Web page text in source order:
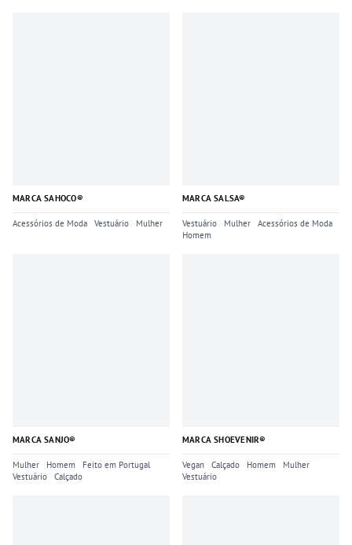
MARCA SAHOCO®
Acessórios de Moda Vestuário Mulher
MARCA SALSA®
Vestuário Mulher
Acessórios de Moda
Homem
MARCA SANJO®
Mulher Homem
Feito em Portugal
Vestuário
Calçado
MARCA SHOEVENIR®
Vegan Calçado Homem
Mulher
Vestuário